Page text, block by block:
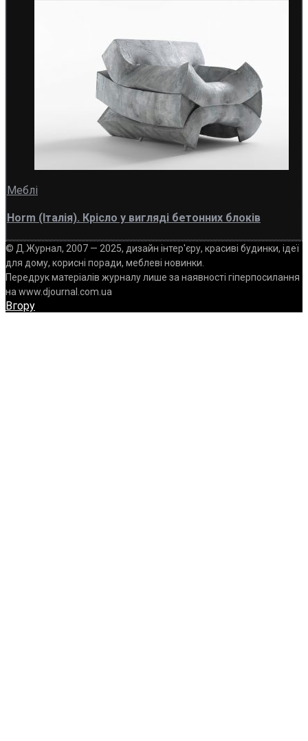
Меблі
Horm (Італія). Крісло у вигляді бетонних блоків
© Д.Журнал, 2007 — 2025, дизайн інтер'єру, красиві будинки, ідеї
для дому, корисні поради, меблеві новинки.
Передрук матеріалів журналу лише за наявності гіперпосилання
на www.djournal.com.ua
Вгору